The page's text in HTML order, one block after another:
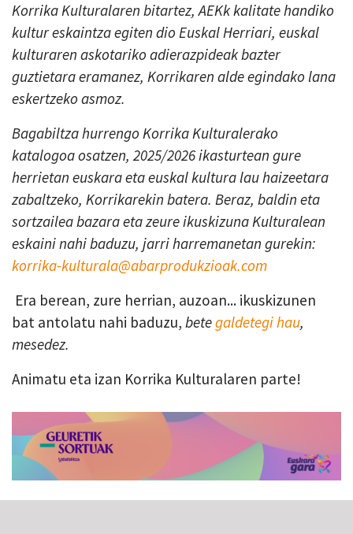
Korrika Kulturalaren bitartez, AEKk kalitate handiko
kultur eskaintza egiten dio Euskal Herriari, euskal
kulturaren askotariko adierazpideak bazter
guztietara eramanez, Korrikaren alde egindako lana
eskertzeko asmoz.
Bagabiltza hurrengo Korrika Kulturalerako
katalogoa osatzen, 2025/2026 ikasturtean gure
herrietan euskara eta euskal kultura lau haizeetara
zabaltzeko, Korrikarekin batera. Beraz, baldin eta
sortzailea bazara eta zeure ikuskizuna Kulturalean
eskaini nahi baduzu, jarri harremanetan gurekin:
korrika-kulturala@abarprodukzioak.com
Era berean, zure herrian, auzoan... ikuskizunen
bat antolatu nahi baduzu, betegaldetegi hau,
mesedez.
Animatu eta izan Korrika Kulturalaren parte!